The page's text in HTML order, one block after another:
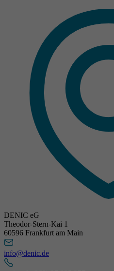
DENIC eG
Theodor-Stern-Kai 1
60596 Frankfurt am Main
info@denic.de